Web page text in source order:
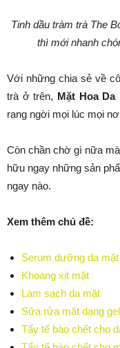
Tinh dầu tràm trà The
thì mới nhanh
Với những chia sẻ về
trà ở trên, Mặt Hoa Da
rạng ngời mọi lúc mọi
Còn chần chờ gì nữa
hữu ngay những sản
ngay nào.
Xem thêm chủ đề:
Serum dưỡng da mặt
Khoáng xịt mặt
Làm sạch da mặt
Sữa rửa mặt dạng gel
Tẩy tế bào chết cho